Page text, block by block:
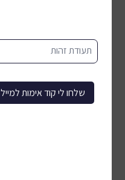
תעודת זהות
שלחו לי קוד אימות למייל